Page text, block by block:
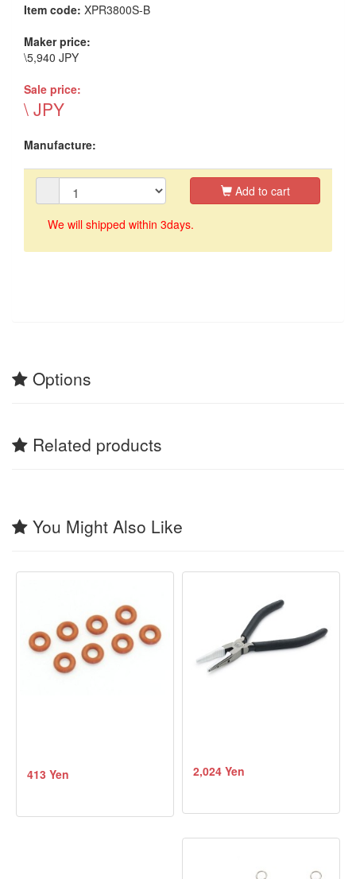
Item code: XPR3800S-B
Maker price:
\5,940 JPY
Sale price:
\ JPY
Manufacture:
Add to cart
We will shipped within 3days.
Options
Related products
You Might Also Like
413 Yen 2,024 Yen